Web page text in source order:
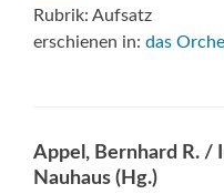
Rubrik: Aufsatz
erschienen in: das
Appel, Bernhard R. /
Nauhaus (Hg.)